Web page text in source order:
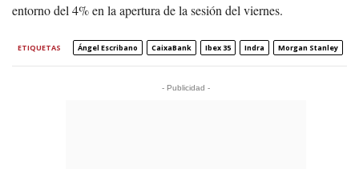
entorno del 4% en la apertura de la sesión del viernes.
ETIQUETAS Ángel Escribano CaixaBank Ibex 35 Indra Morgan Stanley
- Publicidad -